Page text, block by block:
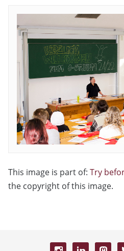
This image is part of: Try
the copyright of this image.